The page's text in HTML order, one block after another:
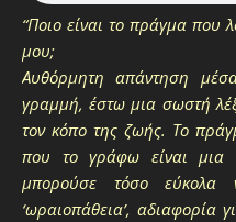
“Ποιο είναι το πράγμα που
μου;
Αυθόρμητη απάντηση
γραμμή, έστω μια σωστή
τον κόπο της ζωής. Το
που το γράφω είναι μια
μπορούσε τόσο εύκολα
‘ωραιοπάθεια’, αδιαφορία